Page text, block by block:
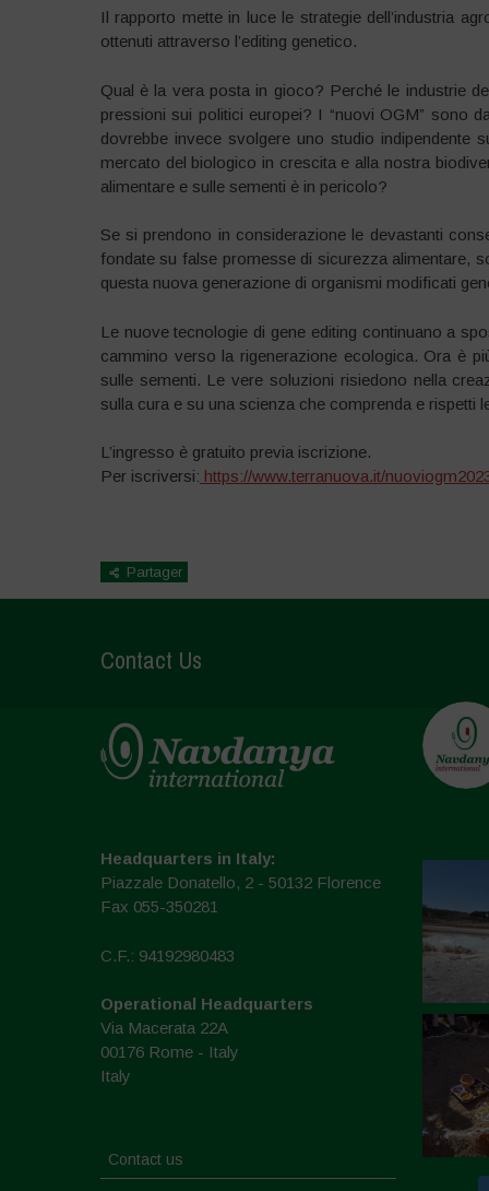
Il rapporto mette in luce le strategie dell’industria
ottenuti attraverso l’editing genetico.
Qual è la vera posta in gioco? Perché le industrie
pressioni sui politici europei? I “nuovi OGM” sono
dovrebbe invece svolgere uno studio indipendente
mercato del biologico in crescita e alla nostra
alimentare e sulle sementi è in pericolo?
Se si prendono in considerazione le devastanti
fondate su false promesse di sicurezza alimentare,
questa nuova generazione di organismi modificati
Le nuove tecnologie di gene editing continuano a
cammino verso la rigenerazione ecologica. Ora è
sulle sementi. Le vere soluzioni risiedono nella
sulla cura e su una scienza che comprenda e rispetti
L’ingresso è gratuito previa iscrizione.
Per iscriversi: https://www.terranuova.it/
Partager
Contact Us
Headquarters in Italy:
Piazzale Donatello, 2 - 50132 Florence
Fax 055-350281
C.F.: 94192980483
Operational Headquarters
Via Macerata 22A
00176 Rome - Italy
Italy
Contact us